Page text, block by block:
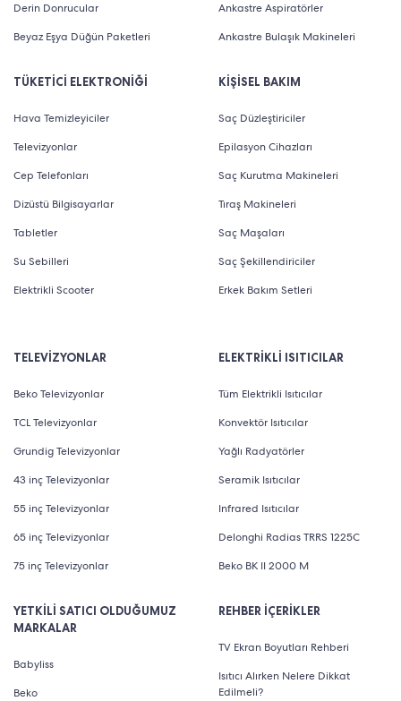
gerçekçi görünmesine imkan tanır.
4K UHD Çözünürlük: 4K çözünürlük, detayların net ve
keskin bir şekilde görünmesini sağlar. İzleme
deneyiminiz, en ince ayrıntıları bile fark edebileceğiniz
şekilde geliştirilir.
Google TV Entegrasyonu: Google TV, sevdiğiniz
içerikleri tek bir yerde toplar. 700.000’den fazla film
ve diziye erişebilir, bu içerikleri tek bir platformdan
Dolby Vision IQ ve Dolby Atmos: Dolby Vision IQ,
bir izleme deneyimi sunmayı amaçlar.
TCL 98C755 98" 248 Ekran 4K UHD Uydu Alıcılı Google
Smart MiniLED TV modeli ise en son MiniLED teknolojisi
Derin Donrucular
Beyaz Eşya Düğün Paketleri
TÜKETİCİ ELEKTRONİĞİ
Hava Temizleyiciler
Televizyonlar
Cep Telefonları
Dizüstü Bilgisayarlar
Tabletler
Su Sebilleri
Elektrikli Scooter
Ankastre Aspiratörler
Ankastre Bulaşık Makineleri
KİŞİSEL BAKIM
Saç Düzleştiriciler
Epilasyon Cihazları
Saç Kurutma Makineleri
Tıraş Makineleri
Saç Maşaları
Saç Şekillendiriciler
Erkek Bakım Setleri
TELEVİZYONLAR
Beko Televizyonlar
TCL Televizyonlar
Grundig Televizyonlar
43 inç Televizyonlar
55 inç Televizyonlar
65 inç Televizyonlar
75 inç Televizyonlar
YETKİLİ SATICI OLDUĞUMUZ
MARKALAR
Babyliss
Beko
ELEKTRİKLİ ISITICILAR
Tüm Elektrikli Isıtıcılar
Konvektör Isıtıcılar
Yağlı Radyatörler
Seramik Isıtıcılar
Infrared Isıtıcılar
Delonghi Radias TRRS 1225C
Beko BK II 2000 M
REHBER İÇERİKLER
TV Ekran Boyutları Rehberi
Isıtıcı Alırken Nelere Dikkat
Edilmeli?